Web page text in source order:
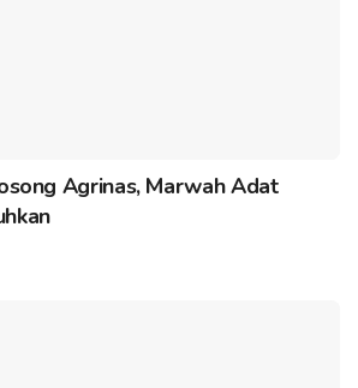
Agrinas, Marwah Adat